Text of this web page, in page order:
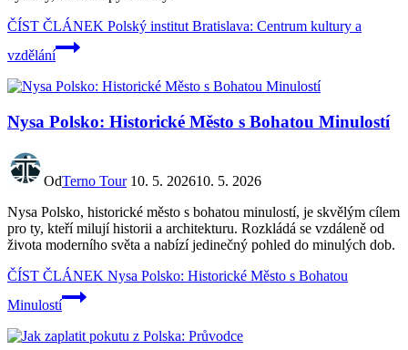
ČÍST ČLÁNEK Polský institut Bratislava: Centrum kultury a
vzdělání
Nysa Polsko: Historické Město s Bohatou Minulostí
OdTerno Tour 10. 5. 202610. 5. 2026
Nysa Polsko, historické město s bohatou minulostí, je skvělým cílem
pro ty, kteří milují historii a architekturu. Rozkládá se vzdáleně od
života moderního světa a nabízí jedinečný pohled do minulých dob.
ČÍST ČLÁNEK Nysa Polsko: Historické Město s Bohatou
Minulostí